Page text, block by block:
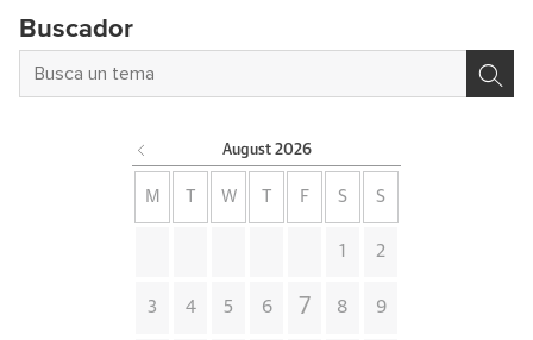
Buscador
August 2026
M W F S S
1 2
3 4 5 6 7 8 9